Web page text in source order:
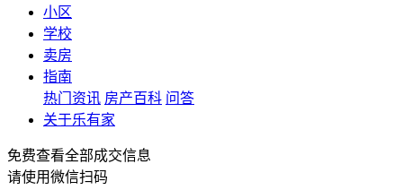
小区
学校
卖房
指南
热门资讯 房产百科 问答
关于乐有家
免费查看全部成交信息
请使用微信扫码